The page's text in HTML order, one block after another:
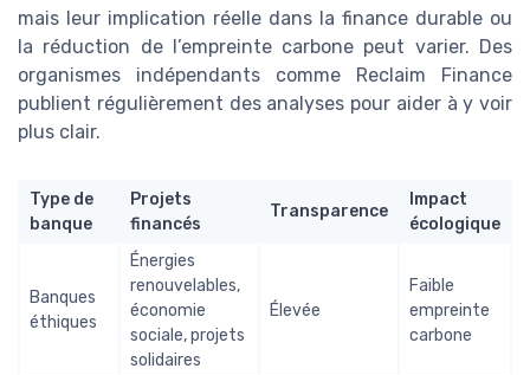
mais leur implication réelle dans la finance durable ou
la réduction de l’empreinte carbone peut varier. Des
organismes indépendants comme Reclaim Finance
publient régulièrement des analyses pour aider à y voir
plus clair.
Type de
banque
Projets
financés
Transparence
Impact
écologique
Banques
éthiques
Énergies
renouvelables,
économie
sociale, projets
solidaires
Élevée
Faible
empreinte
carbone